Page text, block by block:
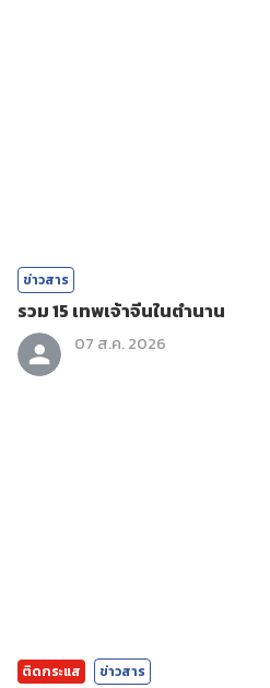
ข่าวสาร
รวม 15 เทพเจ้าจีนในตำนาน
07 ส.ค. 2026
ติดกระแส ข่าวสาร